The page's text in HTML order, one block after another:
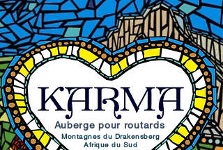
Auberge pour routards
Montagnes du Drakensberg
Afrique du Sud